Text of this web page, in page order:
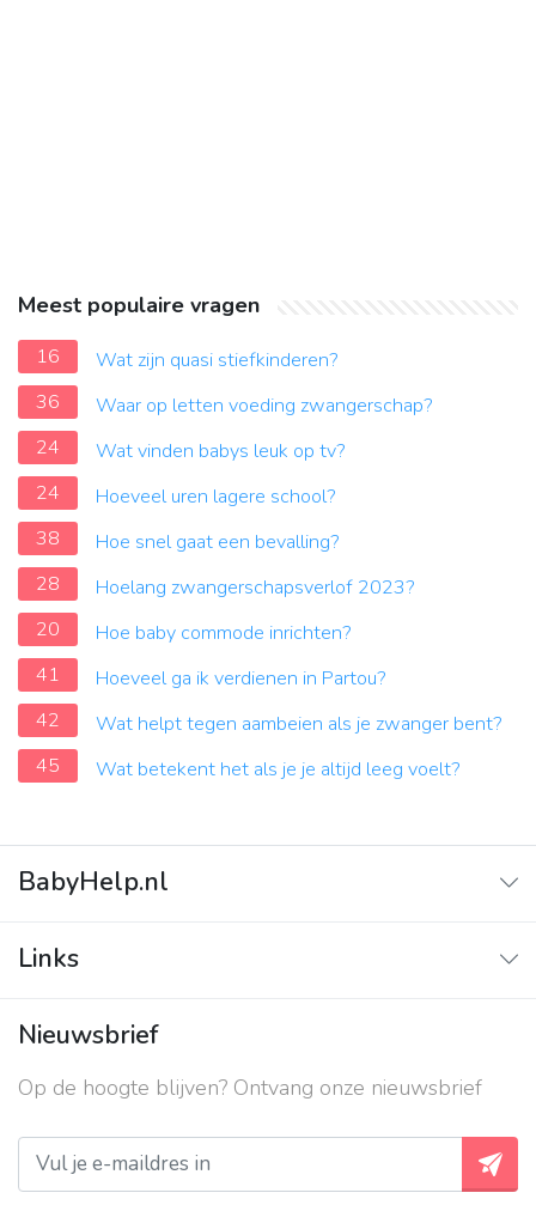
Meest populaire vragen
16
Wat zijn quasi stiefkinderen?
36
Waar op letten voeding zwangerschap?
24
Wat vinden babys leuk op tv?
24
Hoeveel uren lagere school?
38
Hoe snel gaat een bevalling?
28
Hoelang zwangerschapsverlof 2023?
20
Hoe baby commode inrichten?
41
Hoeveel ga ik verdienen in Partou?
42
Wat helpt tegen aambeien als je zwanger bent?
45
Wat betekent het als je je altijd leeg voelt?
BabyHelp.nl
Vraag & Antwoord
Links
Contact
Over ons
Privacy beleid
Nieuwsbrief
Op de hoogte blijven? Ontvang onze nieuwsbrief